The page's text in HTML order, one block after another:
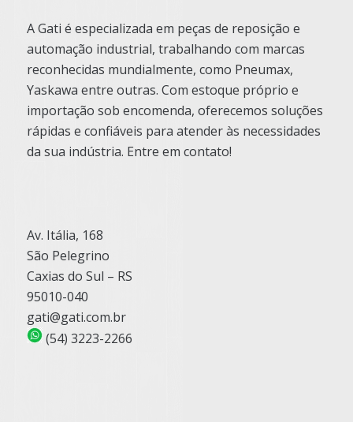
A Gati é especializada em peças de reposição e
automação industrial, trabalhando com marcas
reconhecidas mundialmente, como Pneumax,
Yaskawa entre outras. Com estoque próprio e
importação sob encomenda, oferecemos soluções
rápidas e confiáveis para atender às necessidades
da sua indústria. Entre em contato!
Av. Itália, 168
São Pelegrino
Caxias do Sul – RS
95010-040
gati@gati.com.br
(54) 3223-2266